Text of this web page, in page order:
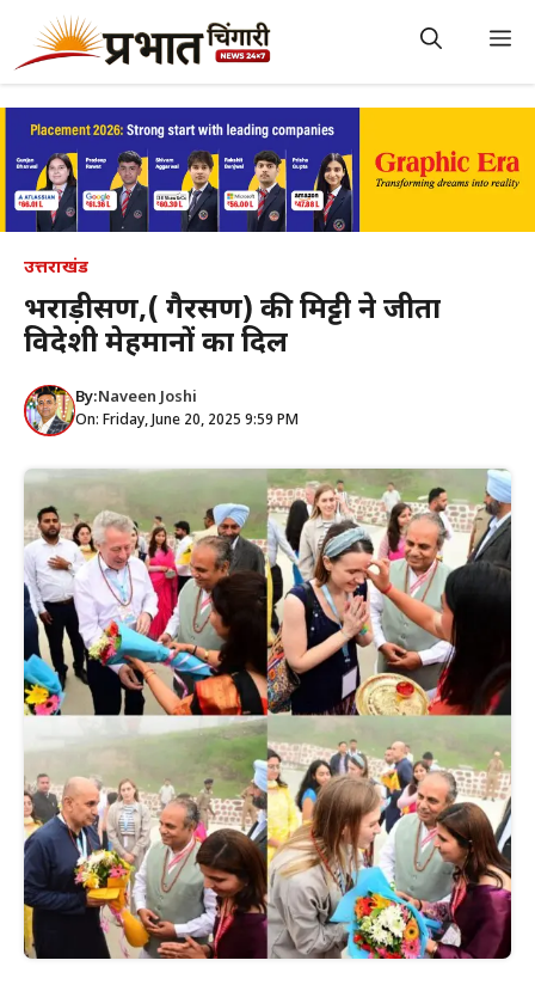
content
उत्तराखंड
भराड़ीसैंण,( गैरसैंण) की मिट्टी ने जीता
विदेशी मेहमानों का दिल
By:Naveen Joshi
On: Friday, June 20, 2025 9:59 PM